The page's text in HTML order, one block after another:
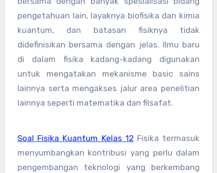
pengetahuan lain, layaknya biofisika dan kimia
kuantum, dan batasan fisiknya tidak
didefinisikan bersama dengan jelas. Ilmu baru
di dalam fisika kadang-kadang digunakan
untuk mengatakan mekanisme basic sains
lainnya serta mengakses jalur area penelitian
lainnya seperti matematika dan filsafat.
Soal Fisika Kuantum Kelas 12 Fisika termasuk
menyumbangkan kontribusi yang perlu dalam
pengembangan teknologi yang berkembang